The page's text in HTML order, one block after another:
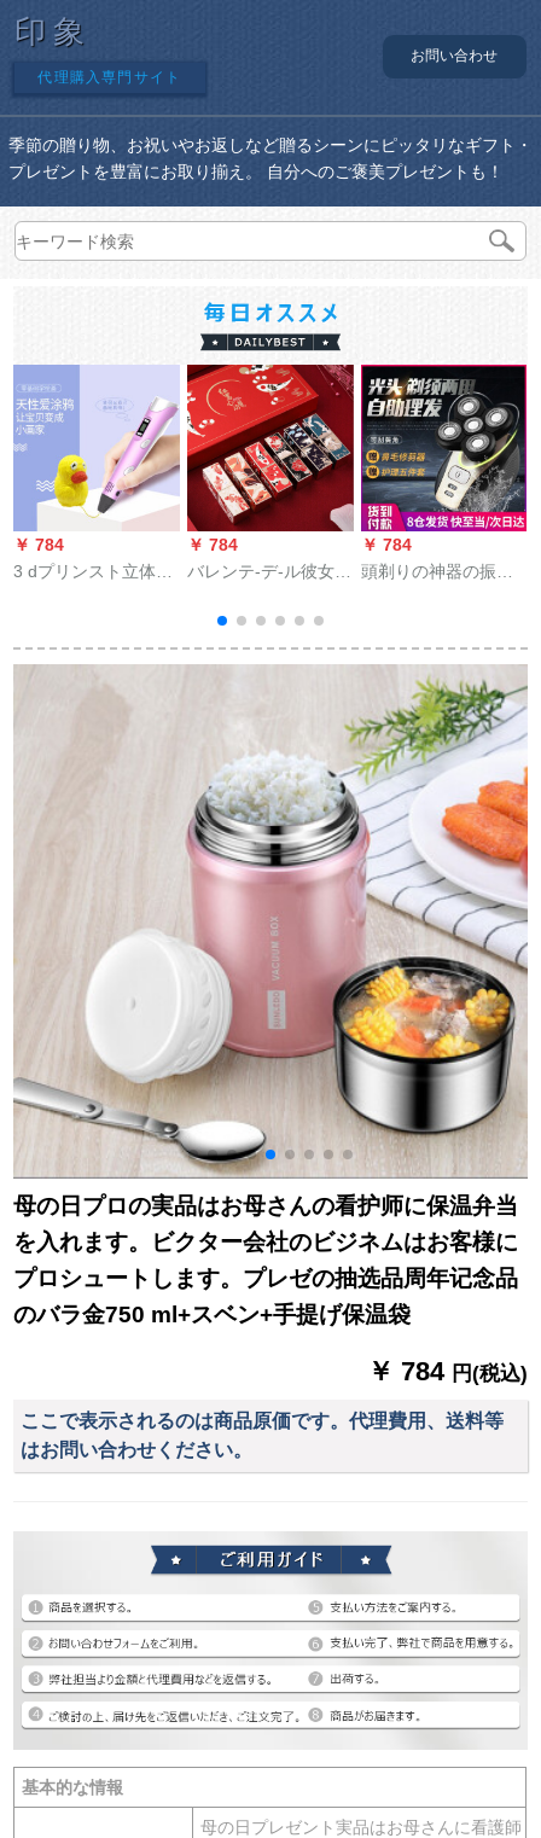
印象
代理購入専門サイト
お問い合わせ
季節の贈り物、お祝いやお返しなど贈るシーンにピッタリなギフト・
プレゼントを豊富にお取り揃え。 自分へのご褒美プレゼントも！
￥ 784
3 dプリンスト立体絵
プロ神画家馬良学生
電セゾン原装男の子
￥ 784
バレンテ-デ-ル彼女の
ロにしました。母の
女性に结婚记念日を
す。プロ用の箱で
す。李佳琪は、開運
紅6本のマイルド口紅
の化粧箱を勧誘しま
す。
￥ 784
頭剃りの神器の振動
技術の髭剃りを電気
的にして家庭用の髭
剃りをします。
母の日プロの実品はお母さんの看护师に保温弁当
を入れます。ビクター会社のビジネムはお客様に
プロシュートします。プレゼの抽选品周年记念品
のバラ金750 ml+スベン+手提げ保温袋
￥ 784 円(税込)
ここで表示されるのは商品原価です。代理費用、送料等
はお問い合わせください。
基本的な情報
母の日プレゼント実品はお母さんに看護師